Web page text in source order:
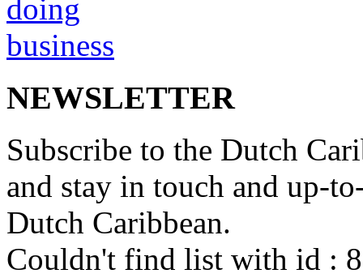
NEWSLETTER
Subscribe to the Dutch
and stay in touch and up-
Dutch Caribbean.
Couldn't find list with id :